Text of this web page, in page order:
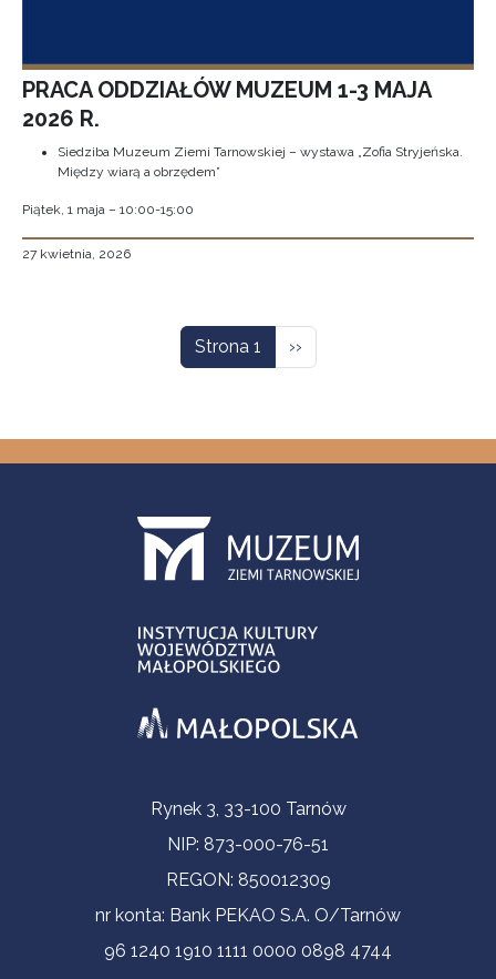
PRACA ODDZIAŁÓW MUZEUM 1-3 MAJA
2026 R.
Siedziba Muzeum Ziemi Tarnowskiej – wystawa „Zofia Stryjeńska.
Między wiarą a obrzędem”
Piątek, 1 maja – 10:00-15:00
27 kwietnia, 2026
Strona 1 Następna strona
››
Informacje kontaktoweRynek 3, 33-100 Tarnów
NIP: 873-000-76-51
REGON: 850012309
nr konta: Bank PEKAO S.A. O/Tarnów
96 1240 1910 1111 0000 0898 4744